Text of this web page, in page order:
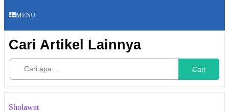
MENU
Cari Artikel Lainnya
Cari
Sholawat